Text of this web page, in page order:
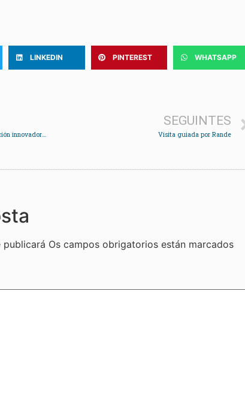
LINKEDIN PINTEREST WHATSAPP
Ernestina Otero, representante da mellor tradición innovadora republicana
SEGUINTES
Visita guiada por Rande
publicará Os campos obrigatorios están marcados